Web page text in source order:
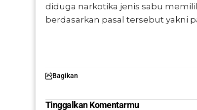
diduga narkotika jenis sabu
berdasarkan pasal tersebut yakni
Bagikan
Tinggalkan Komentarmu